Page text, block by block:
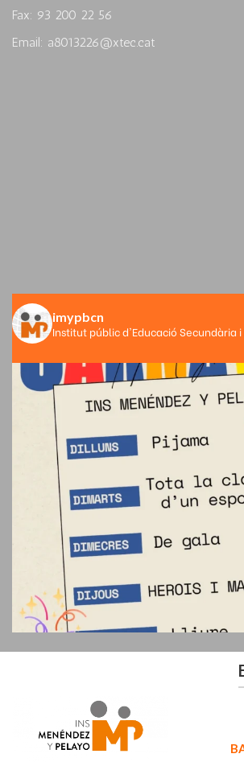
Fax: 93 200 22 56
Email: a8013226@xtec.cat
imypbcn
Institut públic d'Educació Secundària